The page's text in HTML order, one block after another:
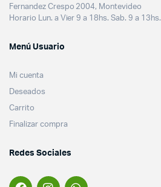
Fernandez Crespo 2004, Montevideo
Horario Lun. a Vier 9 a 18hs. Sab. 9 a 13hs.
Menú Usuario
Mi cuenta
Deseados
Carrito
Finalizar compra
Redes Sociales